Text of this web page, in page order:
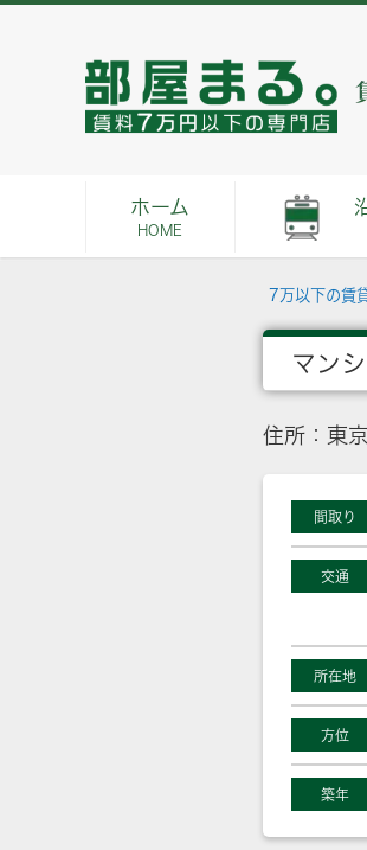
ホーム
HOME
7万以下の賃
マン
住所：東
間取り
交通
所在地
方位
築年